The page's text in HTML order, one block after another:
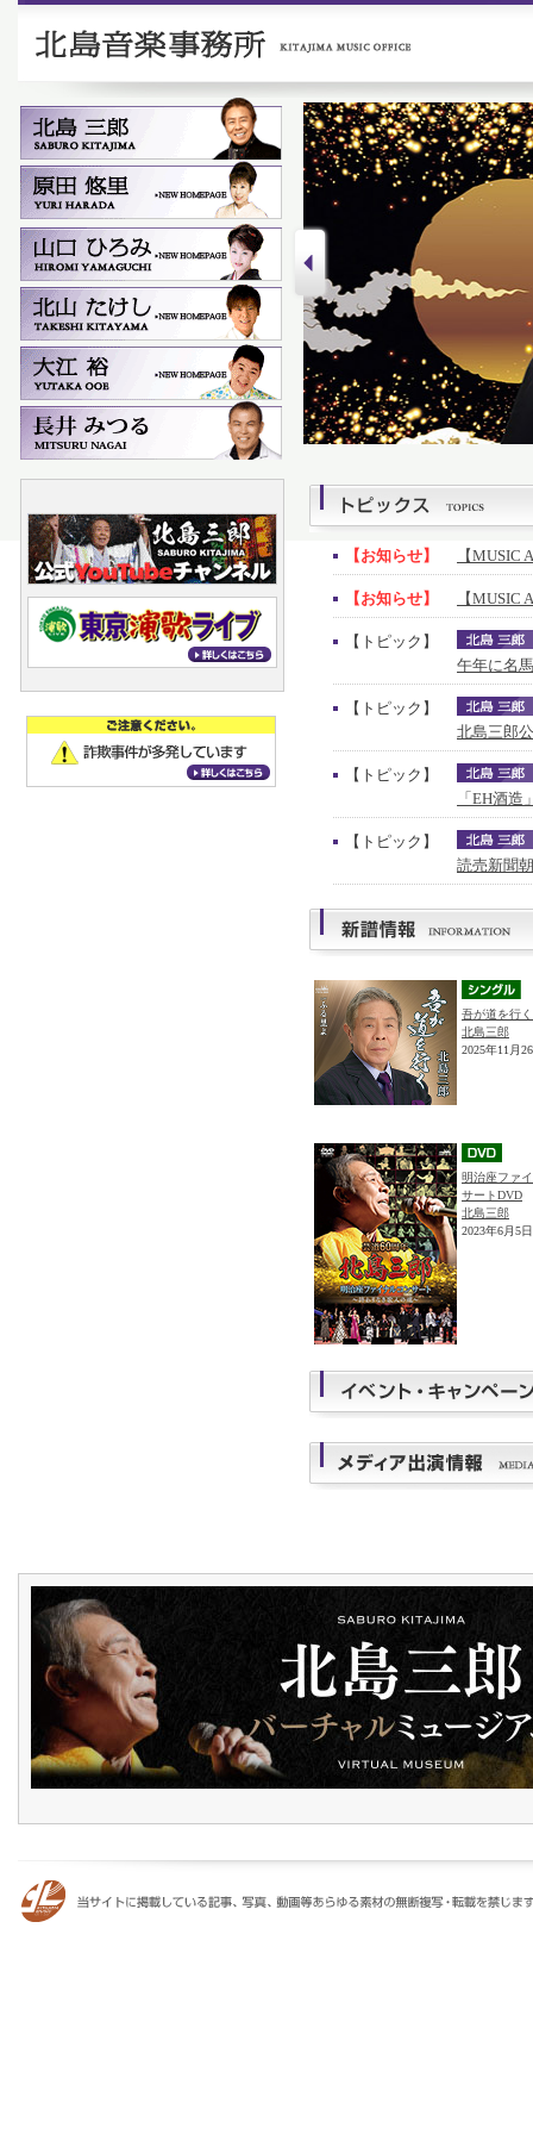
【お知らせ】 【MUSIC
【お知らせ】 【MUSIC
【トピック】
午年に名
【トピック】
北島三郎
【トピック】
「EH酒
【トピック】
読売新聞
吾が道を行く
北島三郎
2025年11月
明治座ファ
サートDVD
北島三郎
2023年6月5